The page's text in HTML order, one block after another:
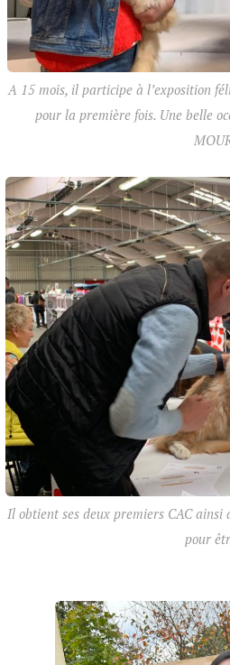
A 15 mois, il participe à l’exposition
pour la première fois. Une belle
Il obtient ses deux premiers CAC ainsi
pour